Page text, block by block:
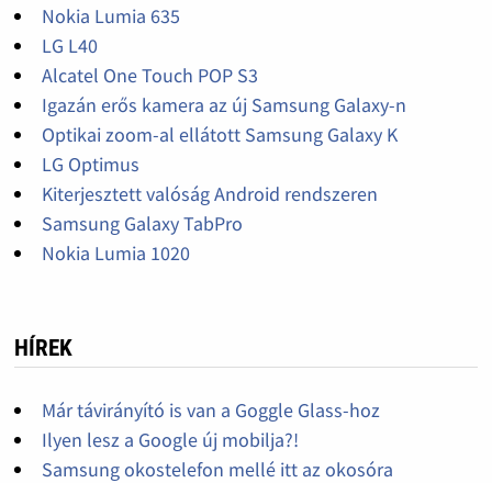
Nokia Lumia 635
LG L40
Alcatel One Touch POP S3
Igazán erős kamera az új Samsung Galaxy-n
Optikai zoom-al ellátott Samsung Galaxy K
LG Optimus
Kiterjesztett valóság Android rendszeren
Samsung Galaxy TabPro
Nokia Lumia 1020
HÍREK
Már távirányító is van a Goggle Glass-hoz
Ilyen lesz a Google új mobilja?!
Samsung okostelefon mellé itt az okosóra